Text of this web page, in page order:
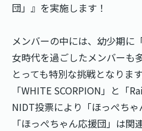
団」』を実施します！
メンバーの中には、幼少期に
女時代を過ごしたメンバーも
とっても特別な挑戦となります
「WHITE SCORPION」と「
NIDT投票により「ほっぺちゃ
「ほっぺちゃん応援団」は